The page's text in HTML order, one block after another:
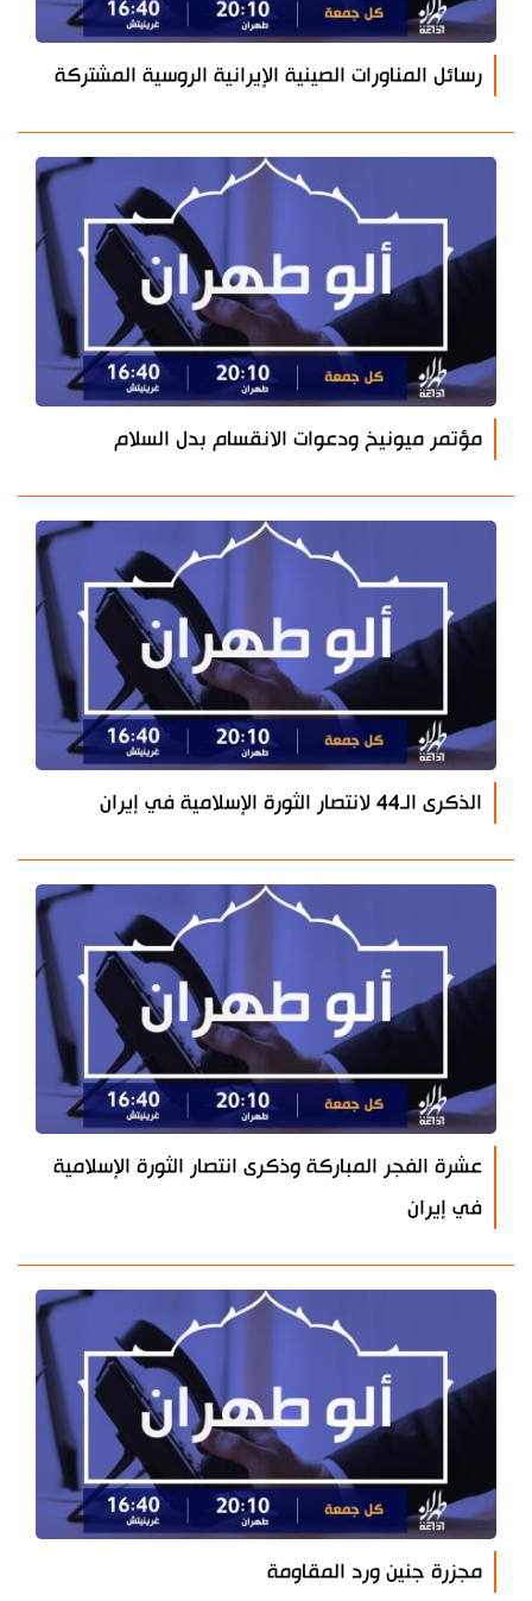
رسائل المناورات الصينية الإيرانية الروسية المشتركة
مؤتمر ميونيخ ودعوات الانقسام بدل السلام
الذكرى الـ44 لانتصار الثورة الإسلامية في إيران
عشرة الفجر المباركة وذكرى انتصار الثورة الإسلامية
في إيران
مجزرة جنين ورد المقاومة